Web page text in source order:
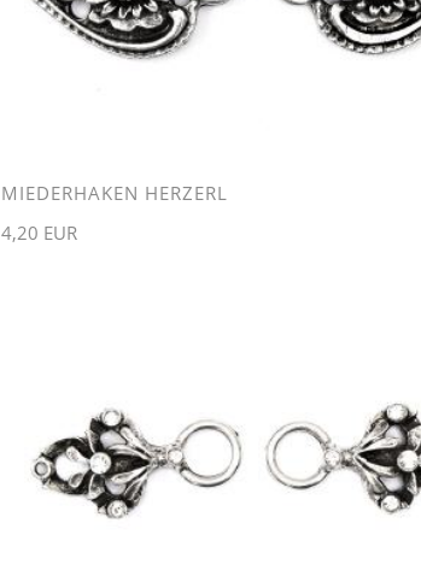
MIEDERHAKEN HERZERL
4,20 EUR